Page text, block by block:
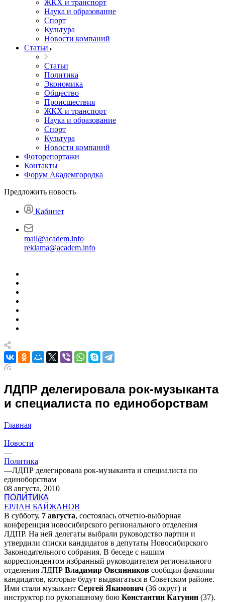
ЖКХ и транспорт
Наука и образование
Спорт
Культура
Новости компаний
Статьи
Статьи
Политика
Экономика
Общество
Происшествия
ЖКХ и транспорт
Наука и образование
Спорт
Культура
Новости компаний
Фоторепортажи
Контакты
Форум Академгородка
Предложить новость
Кабинет
mail@academ.info
reklama@academ.info
ЛДПР делегировала рок-музыканта
и специалиста по единоборствам
Главная
—
Новости
—
Политика
—ЛДПР делегировала рок-музыканта и специалиста по
единоборствам
08 августа, 2010
ПОЛИТИКА
ЕРЛАН БАЙЖАНОВ
В субботу, 7 августа, состоялась отчетно-выборная
конференция новосибирского регионального отделения
ЛДПР. На ней делегаты выбрали руководство партии и
утвердили списки кандидатов в депутаты Новосибирского
Законодательного собрания. В беседе с нашим
корреспондентом избранный руководителем регионального
отделения ЛДПР Владимир Овсянников сообщил фамилии
кандидатов, которые будут выдвигаться в Советском районе.
Ими стали музыкант Сергей Якимович (36 округ) и
инструктор по рукопашному бою Константин Катунин (37).